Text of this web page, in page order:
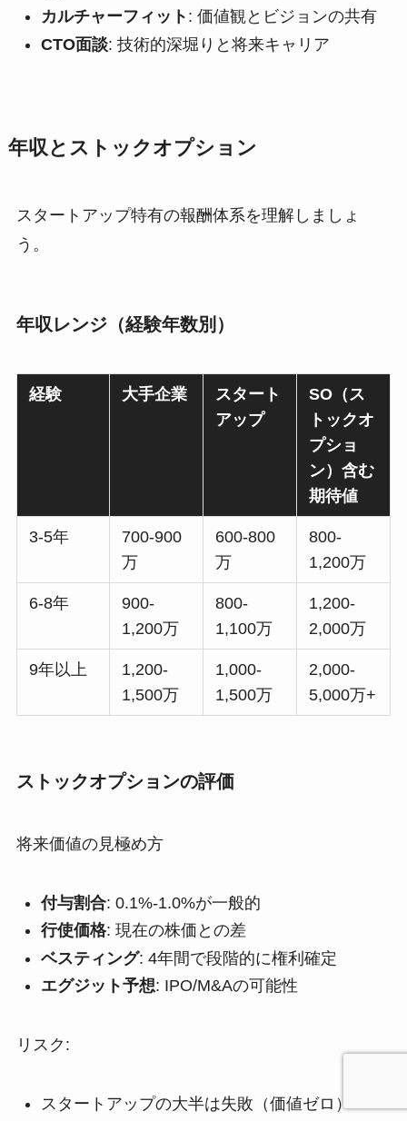
カルチャーフィット : 価値観とビジョンの共有
CTO面談: 技術的深堀りと将来キャリア
年収とストックオプション
スタートアップ特有の報酬体系を理解しましょ
う。
年収レンジ（経験年数別）
経験 大手企業
スタート
アップ
SO（ス
トックオ
プショ
ン）含む
期待値
3-5年
700-900
万
600-800
万
800-
1,200万
6-8年
900-
1,200万
800-
1,100万
1,200-
2,000万
9年以上
1,200-
1,500万
1,000-
1,500万
2,000-
5,000万+
ストックオプションの評価
将来価値の見極め方
付与割合: 0.1%-1.0%が一般的
行使価格: 現在の株価との差
ベスティング: 4年間で段階的に権利確定
エグジット予想: IPO/M&Aの可能性
リスク:
スタートアップの大半は失敗（価値ゼロ）